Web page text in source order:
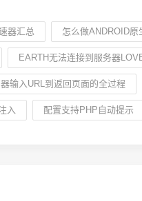
器汇总 怎么做ANDROID原
EARTH无法连接到服务器
输入URL到返回页面的全过程
入 配置支持PHP自动提示